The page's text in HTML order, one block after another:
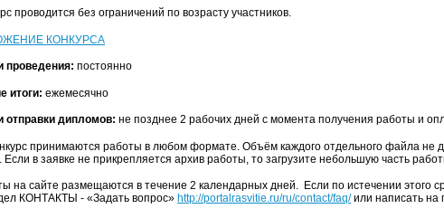
проводится без ограничений по возрасту участников.
КОНКУРСА
проведения: постоянно
итоги: ежемесячно
отправки дипломов: не позднее 2 рабочих дней с момента получения работы и
принимаются работы в любом формате. Объём каждого отдельного файла
в заявке не прикрепляется архив работы, то загрузите небольшую часть
на сайте размещаются в течение 2 календарных дней. Если по истечении этого
КОНТАКТЫ - «Задать вопрос» http://portalrasvitie.ru/ru/contact/faq/или написать на